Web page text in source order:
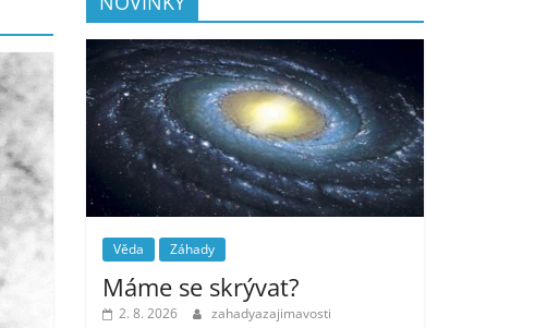
Věda Záhady
Máme se skrývat?
2. 8. 2026 zahadyazajimavosti